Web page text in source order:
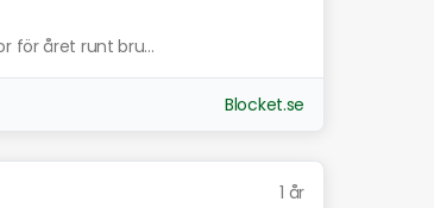
för året runt bru...
Blocket.se
1 år